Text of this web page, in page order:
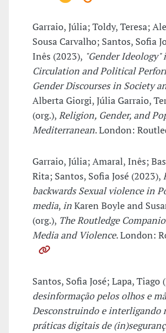
Garraio, Júlia; Toldy, Teresa;
Sousa Carvalho; Santos, Sofia
Inês (2023), "Gender
Circulation and Political
Gender Discourses in Society
Alberta Giorgi, Júlia Garraio,
(org.),Religion, Gender, and
Mediterranean. London:
Garraio, Júlia; Amaral, Inês;
Rita; Santos, Sofia José (2023),
backwards Sexual violence in
media,inKaren Boyle and
(org.), The Routledge
Media and Violence. London:
Santos, Sofia José; Lapa, Tiago
desinformação pelos olhos e
Desconstruindo e interligando
práticas digitais de